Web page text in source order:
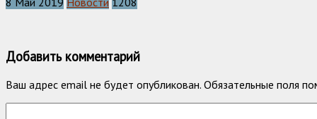
Добавить комментарий
Ваш адрес email не будет опубликован. Обязательные поля